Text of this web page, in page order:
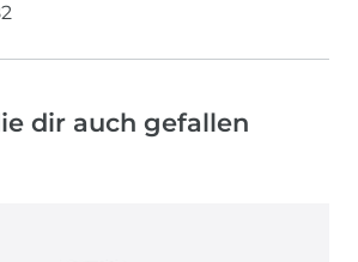
dir auch gefallen